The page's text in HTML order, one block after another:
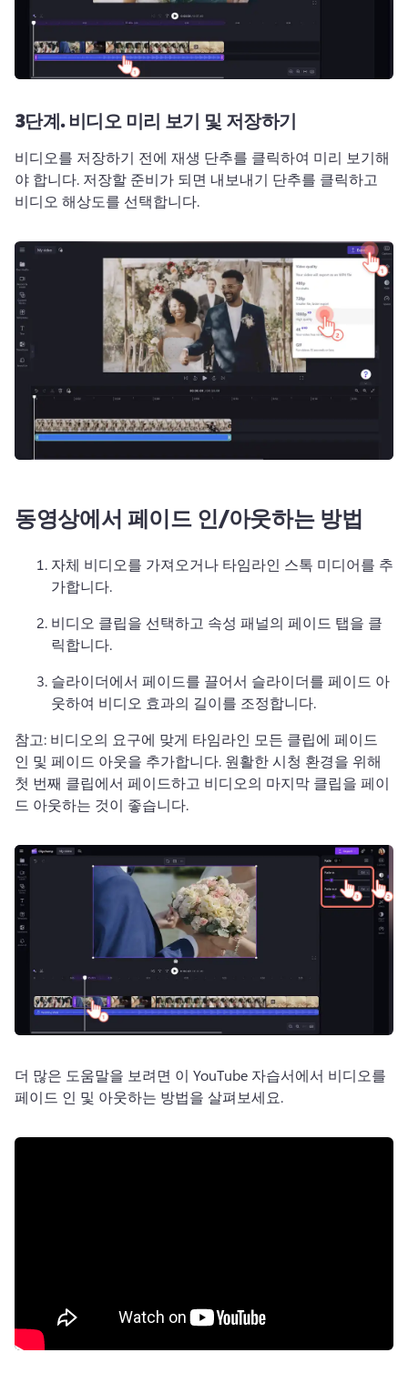
3단계.비디오 미리 보기 및 저장하기
비디오를 저장하기 전에 재생 단추를 클릭하여 미리 보기해
야 합니다. 저장할 준비가 되면 내보내기 단추를 클릭하고
비디오 해상도를 선택합니다.
동영상에서 페이드 인/아웃하는 방법
자체 비디오를 가져오거나 타임라인 스톡 미디어를 추
가합니다.
비디오 클립을 선택하고 속성 패널의 페이드 탭을 클
릭합니다.
슬라이더에서 페이드를 끌어서 슬라이더를 페이드 아
웃하여 비디오 효과의 길이를 조정합니다.
참고: 비디오의 요구에 맞게 타임라인 모든 클립에 페이드
인 및 페이드 아웃을 추가합니다. 원활한 시청 환경을 위해
첫 번째 클립에서 페이드하고 비디오의 마지막 클립을 페이
드 아웃하는 것이 좋습니다.
더 많은 도움말을 보려면 이 YouTube 자습서에서 비디오를
페이드 인 및 아웃하는 방법을 살펴보세요.